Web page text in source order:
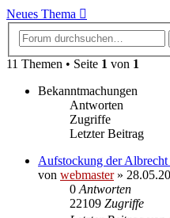
Neues Thema
11 Themen • Seite 1 von 1
Bekanntmachungen
Antworten
Zugriffe
Letzter Beitrag
Aufstockung der
von webmaster»
0 Antworten
22109 Zugriffe